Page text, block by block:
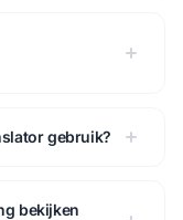
gebruik?
bekijken